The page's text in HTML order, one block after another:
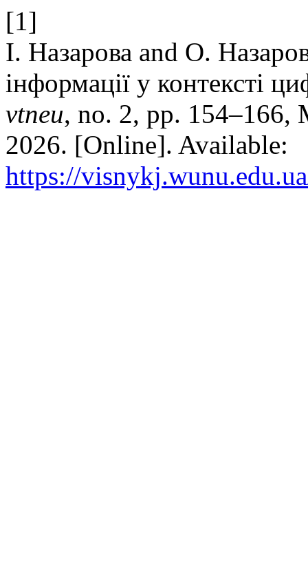
[1]
І. Назарова and О.
інформації у контексті
vtneu, no. 2, pp. 154–166,
2026. [Online]. Available:
https://